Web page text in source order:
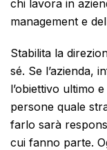
chi lavora in
management e
Stabilita la
sé. Se l’azienda,
l’obiettivo ultimo
persone quale
farlo sarà
cui fanno parte.